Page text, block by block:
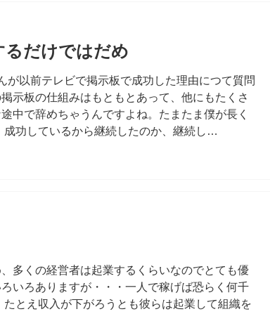
るだけではだめ
以前テレビで掲示板で成功した理由につて質問
示板の仕組みはもともとあって、他にもたくさ
中で辞めちゃうんですよね。たまたま僕が長く
功しているから継続したのか、継続し…
多くの経営者は起業するくらいなのでとても優
いろありますが・・・一人で稼げば恐らく何千
とえ収入が下がろうとも彼らは起業して組織を